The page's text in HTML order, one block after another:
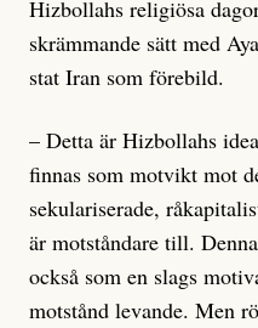
Hizbollahs religiösa
skrämmande sätt med
stat Iran som förebild.
– Detta är Hizbollahs
finnas som motvikt mot
sekulariserade,
är motståndare till.
också som en slags
motstånd levande. Men